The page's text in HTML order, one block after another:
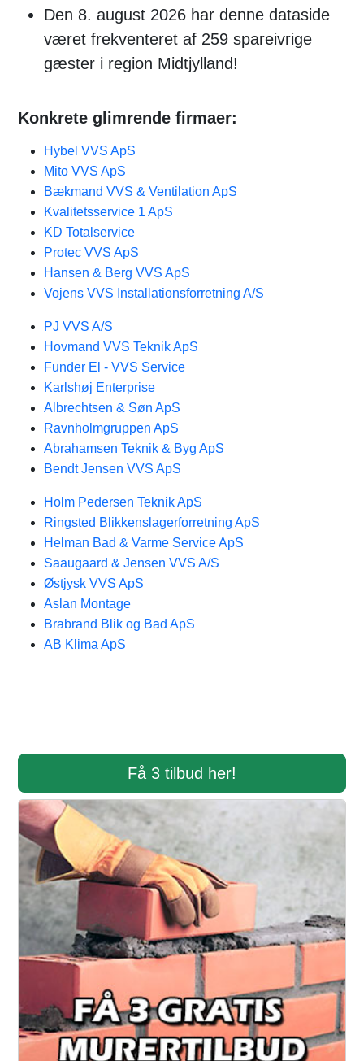
Den 8. august 2026 har denne dataside
været frekventeret af 259 spareivrige
gæster i region Midtjylland!
Konkrete glimrende firmaer:
Hybel VVS ApS
Mito VVS ApS
Bækmand VVS & Ventilation ApS
Kvalitetsservice 1 ApS
KD Totalservice
Protec VVS ApS
Hansen & Berg VVS ApS
Vojens VVS Installationsforretning A/S
PJ VVS A/S
Hovmand VVS Teknik ApS
Funder El - VVS Service
Karlshøj Enterprise
Albrechtsen & Søn ApS
Ravnholmgruppen ApS
Abrahamsen Teknik & Byg ApS
Bendt Jensen VVS ApS
Holm Pedersen Teknik ApS
Ringsted Blikkenslagerforretning ApS
Helman Bad & Varme Service ApS
Saaugaard & Jensen VVS A/S
Østjysk VVS ApS
Aslan Montage
Brabrand Blik og Bad ApS
AB Klima ApS
Få 3 tilbud her!